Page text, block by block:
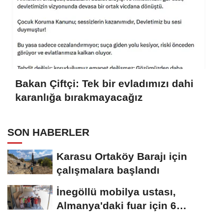
Bakan Çiftçi: Tek bir evladımızı dahi
karanlığa bırakmayacağız
SON HABERLER
Karasu Ortaköy Barajı için
çalışmalara başlandı
İnegöllü mobilya ustası,
Almanya'daki fuar için 6